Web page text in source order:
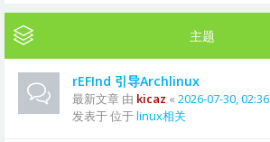
主题
rEFInd 引导Archlinux
最新文章 由 kicaz « 2026-07-30, 02:36
发表于 位于linux相关